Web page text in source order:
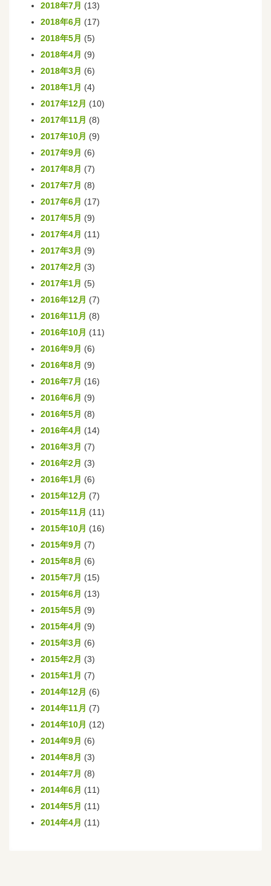
2018年7月 (13)
2018年6月 (17)
2018年5月 (5)
2018年4月 (9)
2018年3月 (6)
2018年1月 (4)
2017年12月 (10)
2017年11月 (8)
2017年10月 (9)
2017年9月 (6)
2017年8月 (7)
2017年7月 (8)
2017年6月 (17)
2017年5月 (9)
2017年4月 (11)
2017年3月 (9)
2017年2月 (3)
2017年1月 (5)
2016年12月 (7)
2016年11月 (8)
2016年10月 (11)
2016年9月 (6)
2016年8月 (9)
2016年7月 (16)
2016年6月 (9)
2016年5月 (8)
2016年4月 (14)
2016年3月 (7)
2016年2月 (3)
2016年1月 (6)
2015年12月 (7)
2015年11月 (11)
2015年10月 (16)
2015年9月 (7)
2015年8月 (6)
2015年7月 (15)
2015年6月 (13)
2015年5月 (9)
2015年4月 (9)
2015年3月 (6)
2015年2月 (3)
2015年1月 (7)
2014年12月 (6)
2014年11月 (7)
2014年10月 (12)
2014年9月 (6)
2014年8月 (3)
2014年7月 (8)
2014年6月 (11)
2014年5月 (11)
2014年4月 (11)